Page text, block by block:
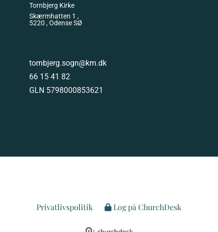
Tornbjerg Kirke
Skærmhatten 1 ,
5220 , Odense SØ
tornbjerg.sogn@km.dk
66 15 41 82
GLN 5798000853621
Privatlivspolitik Log på ChurchDesk